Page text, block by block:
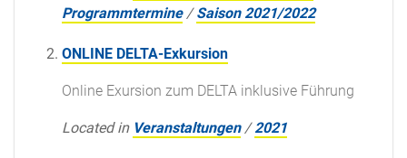
Programmtermine /Saison 2021/2022
ONLINE DELTA-Exkursion
Online Exursion zum DELTA inklusive Führung
Located in Veranstaltungen /2021